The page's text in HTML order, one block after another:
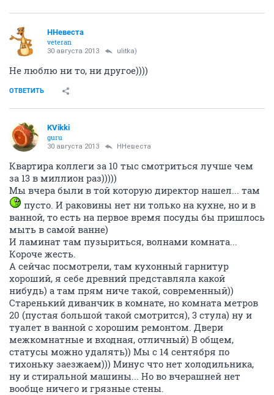
ННевеста
veteran
30 августа 2013 ulitka)
Не люблю ни то, ни другое))))
ОТВЕТИТЬ
KVikki
guru
30 августа 2013 ННевеста
Квартира коллеги за 10 тыс смотриться лучше чем
за 13 в миллион раз)))))
Мы вчера были в той которую директор нашел... там
пусто. И раковины нет ни только на кухне, но и в
ванной, то есть на первое время посуды бы пришлось
мыть в самой ванне)
И ламинат там пузыриться, волнами комната...
Короче жесть.
А сейчас посмотрели, там кухонный гарнитур
хороший, я себе древний представляла какой
нибудь) а там прям ниче такой, современный))
Старенький диванчик в комнате, но комната метров
20 (пустая большой такой смотрится), 3 стула) ну и
туалет в ванной с хорошим ремонтом. Двери
межкомнатные и входная, отличный) В общем,
статусы можно удалять)) Мы с 14 сентября по
тихоньку заезжаем))) Минус что нет холодильника,
ну и стиральной машины... Но во вчерашней нет
вообще ничего и грязные стены.